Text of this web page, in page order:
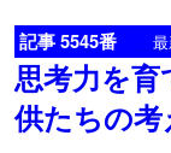
記事 5545番
思考力を
供たちの